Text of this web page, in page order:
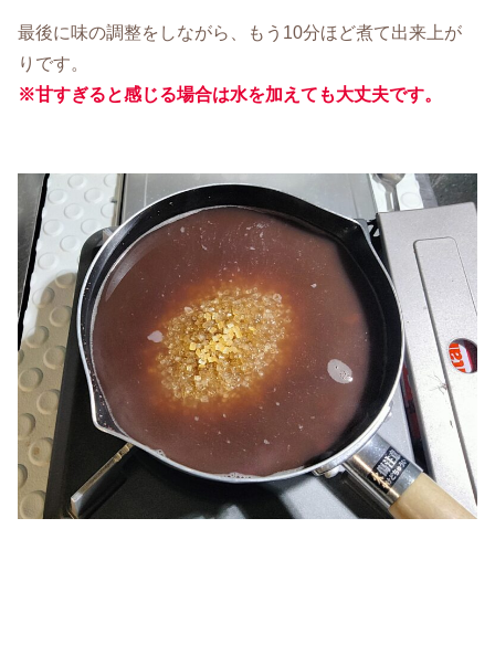
最後に味の調整をしながら、もう10分ほど煮て出来上が
りです。
※甘すぎると感じる場合は水を加えても大丈夫です。